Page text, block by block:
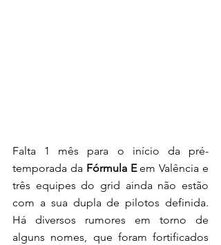
Falta 1 mês para o início da pré-
temporada da Fórmula E em Valência e
três equipes do grid ainda não estão
com a sua dupla de pilotos definida.
Há diversos rumores em torno de
alguns nomes, que foram fortificados